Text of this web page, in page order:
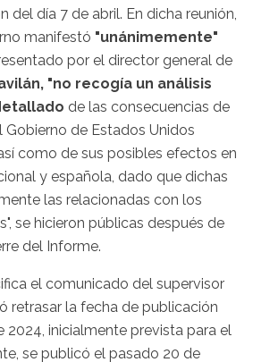
del día 7 de abril. En dicha reunión,
manifestó "unánimemente"
por el director general de
"no recogía un análisis
de las consecuencias de
Gobierno de Estados Unidos
como de sus posibles efectos en
y española, dado que dichas
las relacionadas con los
se hicieron públicas después de
del Informe.
el comunicado del supervisor
retrasar la fecha de publicación
2024, inicialmente prevista para el
se publicó el pasado 20 de